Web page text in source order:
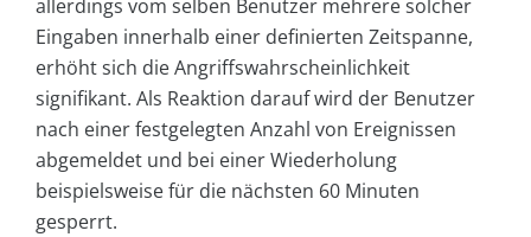
allerdings vom selben Benutzer mehrere solcher
Eingaben innerhalb einer definierten Zeitspanne,
erhöht sich die Angriffswahrscheinlichkeit
signifikant. Als Reaktion darauf wird der Benutzer
nach einer festgelegten Anzahl von Ereignissen
abgemeldet und bei einer Wiederholung
beispielsweise für die nächsten 60 Minuten
gesperrt.